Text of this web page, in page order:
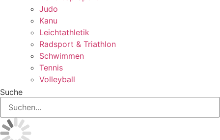
Judo
Kanu
Leichtathletik
Radsport & Triathlon
Schwimmen
Tennis
Volleyball
Suche